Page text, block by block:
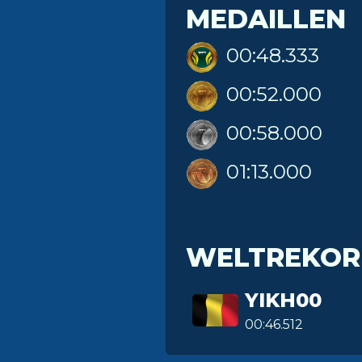
MEDAILLEN
00:48.333
00:52.000
00:58.000
01:13.000
YIKH00
00:46.512